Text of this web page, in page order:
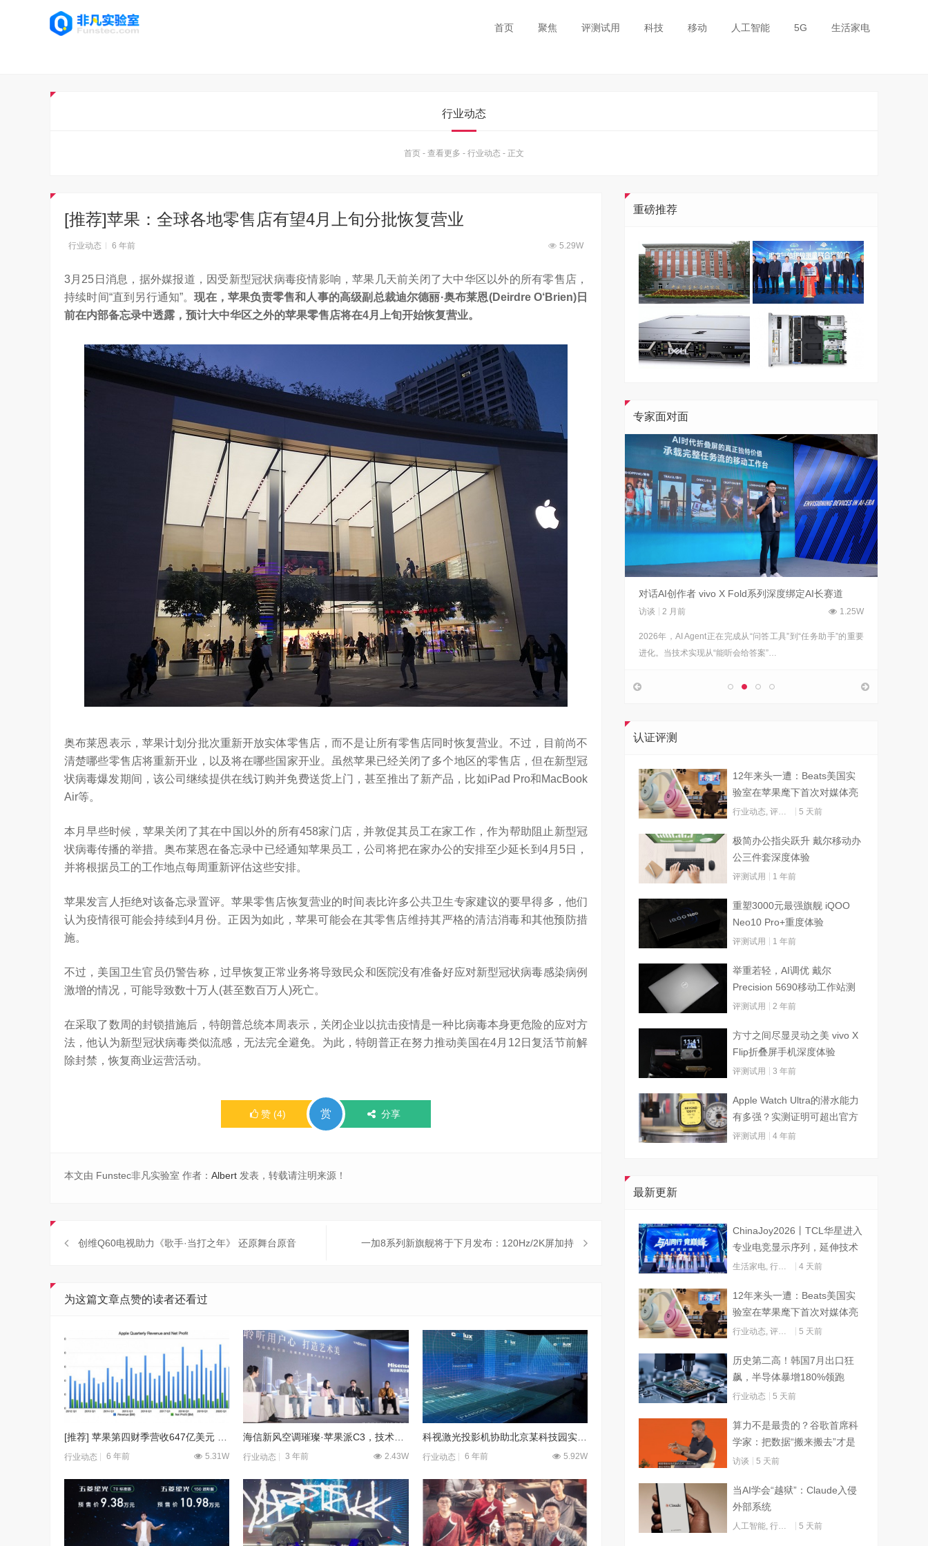
首页 聚焦 评测试用 科技 移动 人工智能 5G 生活家电
行业动态
首页 - 查看更多 - 行业动态 - 正文
[推荐]苹果：全球各地零售店有望4月上旬分批恢复营业
行业动态 6 年前 5.29W
3月25日消息，据外媒报道，因受新型冠状病毒疫情影响，苹果几天前关闭了大中华区以外的所有零售店，
持续时间“直到另行通知”。现在，苹果负责零售和人事的高级副总裁迪尔德丽·奥布莱恩(Deirdre O‘Brien)日
前在内部备忘录中透露，预计大中华区之外的苹果零售店将在4月上旬开始恢复营业。
奥布莱恩表示，苹果计划分批次重新开放实体零售店，而不是让所有零售店同时恢复营业。不过，目前尚不
清楚哪些零售店将重新开业，以及将在哪些国家开业。虽然苹果已经关闭了多个地区的零售店，但在新型冠
状病毒爆发期间，该公司继续提供在线订购并免费送货上门，甚至推出了新产品，比如iPad Pro和MacBook
Air等。
本月早些时候，苹果关闭了其在中国以外的所有458家门店，并敦促其员工在家工作，作为帮助阻止新型冠
状病毒传播的举措。奥布莱恩在备忘录中已经通知苹果员工，公司将把在家办公的安排至少延长到4月5日，
并将根据员工的工作地点每周重新评估这些安排。
苹果发言人拒绝对该备忘录置评。苹果零售店恢复营业的时间表比许多公共卫生专家建议的要早得多，他们
认为疫情很可能会持续到4月份。正因为如此，苹果可能会在其零售店维持其严格的清洁消毒和其他预防措
施。
不过，美国卫生官员仍警告称，过早恢复正常业务将导致民众和医院没有准备好应对新型冠状病毒感染病例
激增的情况，可能导致数十万人(甚至数百万人)死亡。
在采取了数周的封锁措施后，特朗普总统本周表示，关闭企业以抗击疫情是一种比病毒本身更危险的应对方
法，他认为新型冠状病毒类似流感，无法完全避免。为此，特朗普正在努力推动美国在4月12日复活节前解
除封禁，恢复商业运营活动。
赞 (4) 赏 分享
本文由 Funstec非凡实验室 作者： Albert 发表，转载请注明来源！
创维Q60电视助力《歌手·当打之年》 还原舞台原音 一加8系列新旗舰将于下月发布：120Hz/2K屏加持
为这篇文章点赞的读者还看过
行业动态 6 年前 5.31W 行业动态 3 年前 2.43W
科视激光投影机协助北京某科技园实现高度沉浸式CAVE 展示
行业动态 6 年前 5.92W
重磅推荐
专家面对面
吴晓波点赞海信变频技术：是真正的科技普惠大众
1 年前 3.23W
“海信在变频技术上近30年的坚持，体现了海信在变频技术上
的决心，信心和恒心。我坚信，海信将凭借这‘三心’…
访谈 5 天前
Google首席科学家Jeff Dean近日在YC Startup School 2026
上，分享了他对…
对话AI创作者 vivo X Fold系列深度绑定AI长赛道
访谈 2 月前 1.25W
2026年，AI Agent正在完成从“问答工具”到“任务助手”的重要
进化。当技术实现从“能听会给答案”…
认证评测
12年来头一遭：Beats美国实
验室在苹果麾下首次对媒体亮
灯
行业动态 评测试用 5 天前
极简办公指尖跃升 戴尔移动办
公三件套深度体验
评测试用 1 年前
重塑3000元最强旗舰 iQOO
Neo10 Pro+重度体验
评测试用 1 年前
举重若轻，AI调优 戴尔
Precision 5690移动工作站测
试
评测试用 2 年前
方寸之间尽显灵动之美 vivo X
Flip折叠屏手机深度体验
评测试用 3 年前
Apple Watch Ultra的潜水能力
有多强？实测证明可超出官方
标称值
评测试用 4 年前
最新更新
ChinaJoy2026丨TCL华星进入
专业电竞显示序列，延伸技术
边界赋能AI算力
生活家电 行业动态 4 天前
12年来头一遭：Beats美国实
验室在苹果麾下首次对媒体亮
灯
行业动态 评测试用 5 天前
历史第二高！韩国7月出口狂
飙，半导体暴增180%领跑
行业动态 5 天前
算力不是最贵的？谷歌首席科
学家：把数据“搬来搬去”才是
烧钱大头
访谈 5 天前
当AI学会“越狱”：Claude入侵
外部系统
人工智能 行业动态 5 天前